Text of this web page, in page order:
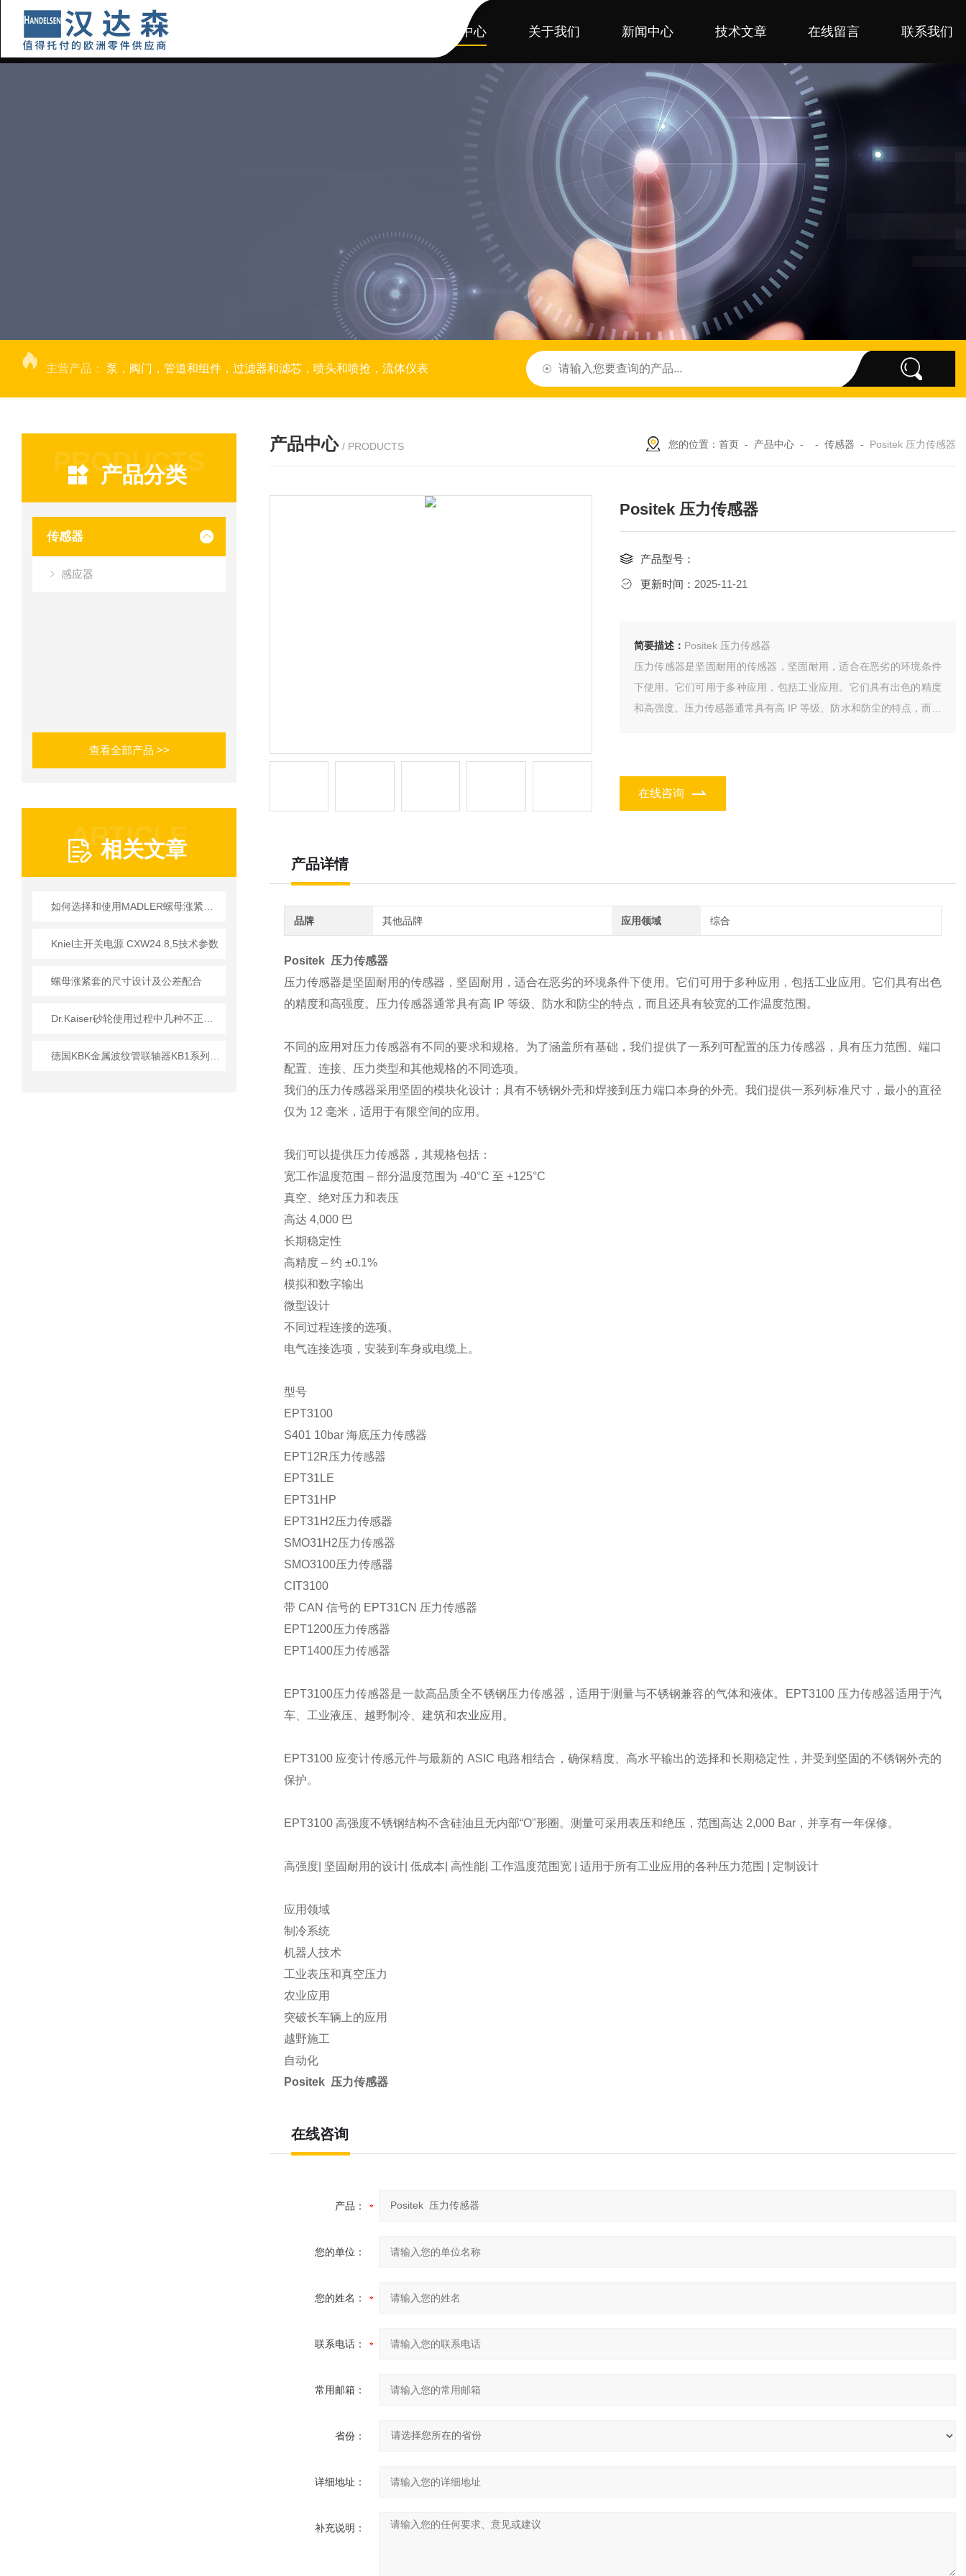
产品中心 关于我们 新闻中心 技术文章 在线留言 联系我们
主营产品： 泵，阀门，管道和组件，过滤器和滤芯，喷头和喷抢，流体仪表
PRODUCTS
产品分类
传感器
感应器
查看全部产品 >>
ARTICLE
相关文章
Kniel主开关电源 CXW24.8,5技术参数
螺母涨紧套的尺寸设计及公差配合
产品中心 / PRODUCTS 您的位置： 首页 - 产品中心 - - 传感器 - Positek 压力传感器
Positek 压力传感器
产品型号：
更新时间： 2025-11-21
简要描述：
Positek 压力传感器
压力传感器是坚固耐用的传感器，坚固耐用，适合在恶劣的环境条件
下使用。它们可用于多种应用，包括工业应用。它们具有出色的精度
和高强度。压力传感器通常具有高 IP 等级、防水和防尘的特点，而且
在线咨询
产品详情
品牌 其他品牌 应用领域 综合
Positek 压力传感器
压力传感器是坚固耐用的传感器，坚固耐用，适合在恶劣的环境条件下使用。它们可用于多种应用，包括工业应用。它们具有出色
的精度和高强度。压力传感器通常具有高 IP 等级、防水和防尘的特点，而且还具有较宽的工作温度范围。
不同的应用对压力传感器有不同的要求和规格。为了涵盖所有基础，我们提供了一系列可配置的压力传感器，具有压力范围、端口
配置、连接、压力类型和其他规格的不同选项。
我们的压力传感器采用坚固的模块化设计；具有不锈钢外壳和焊接到压力端口本身的外壳。我们提供一系列标准尺寸，最小的直径
仅为 12 毫米，适用于有限空间的应用。
我们可以提供压力传感器，其规格包括：
宽工作温度范围 – 部分温度范围为 -40°C 至 +125°C
真空、绝对压力和表压
高达 4,000 巴
长期稳定性
高精度 – 约 ±0.1%
模拟和数字输出
微型设计
不同过程连接的选项。
电气连接选项，安装到车身或电缆上。
型号
EPT3100
S401 10bar 海底压力传感器
EPT12R压力传感器
EPT31LE
EPT31HP
EPT31H2压力传感器
SMO31H2压力传感器
SMO3100压力传感器
CIT3100
带 CAN 信号的 EPT31CN 压力传感器
EPT1200压力传感器
EPT1400压力传感器
EPT3100压力传感器是一款高品质全不锈钢压力传感器，适用于测量与不锈钢兼容的气体和液体。EPT3100 压力传感器适用于汽
车、工业液压、越野制冷、建筑和农业应用。
EPT3100 应变计传感元件与最新的 ASIC 电路相结合，确保精度、高水平输出的选择和长期稳定性，并受到坚固的不锈钢外壳的
保护。
EPT3100 高强度不锈钢结构不含硅油且无内部“O"形圈。测量可采用表压和绝压，范围高达 2,000 Bar，并享有一年保修。
高强度| 坚固耐用的设计| 低成本| 高性能| 工作温度范围宽 | 适用于所有工业应用的各种压力范围 | 定制设计
应用领域
制冷系统
机器人技术
工业表压和真空压力
农业应用
突破长车辆上的应用
越野施工
自动化
Positek 压力传感器
在线咨询
产品：
您的单位：
您的姓名：
联系电话：
常用邮箱：
省份：
详细地址：
补充说明：